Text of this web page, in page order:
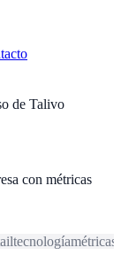
de Talivo
con métricas
tecnologíamétricas